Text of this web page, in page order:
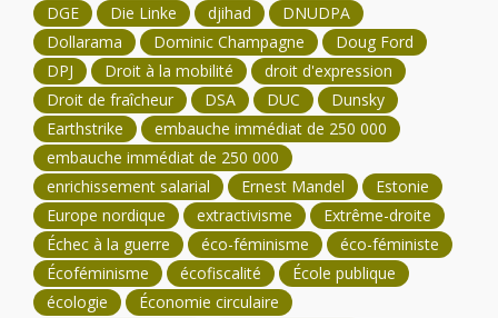
DGE
Die Linke djihad
DNUDPA
Dollarama
Dominic Champagne
Doug Ford
DPJ
Droit à la mobilité
droit d'expression
Droit de fraîcheur
DSA DUC
Dunsky
Earthstrike
embauche immédiat de 250 000
embauche immédiat de 250 000
enrichissement salarial
Ernest Mandel
Estonie
Europe nordique
extractivisme
Extrême-droite
Échec à la guerre
éco-féminisme
éco-féministe
Écoféminisme
écofiscalité
École publique
écologie
Économie circulaire